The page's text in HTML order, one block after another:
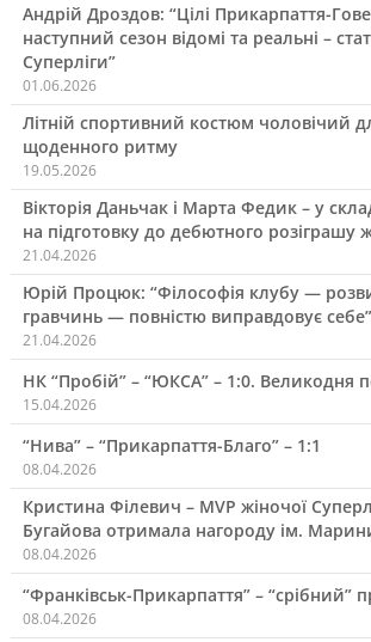
Андрій Дроздов: “Цілі Прикарпаття-
наступний сезон відомі та реальні –
Суперліги”
01.06.2026
Літній спортивний костюм чоловічий
щоденного ритму
19.05.2026
Вікторія Даньчак і Марта Федик – у
на підготовку до дебютного розіграшу
21.04.2026
Юрій Процюк: “Філософія клубу —
гравчинь — повністю виправдовує себе”
21.04.2026
НК “Пробій” – “ЮКСА” – 1:0. Великодня
15.04.2026
“Нива” – “Прикарпаття-Благо” – 1:1
08.04.2026
Кристина Філевич – MVP жіночої
Бугайова отримала нагороду ім.
08.04.2026
“Франківськ-Прикарпаття” – “срібний”
08.04.2026